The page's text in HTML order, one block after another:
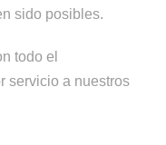
sido posibles.
todo el
servicio a nuestros